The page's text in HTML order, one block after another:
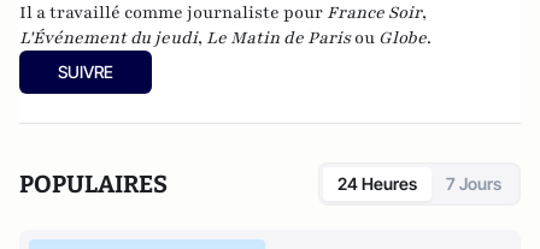
Il a travaillé comme journaliste pour France Soir,
L'Événement du jeudi, Le Matin de Parisou Globe.
SUIVRE
POPULAIRES 24 Heures 7 Jours